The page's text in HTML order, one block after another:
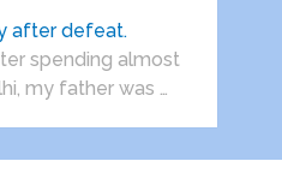
after defeat.
spending almost
my father was …